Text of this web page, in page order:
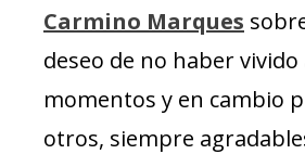
Carmino Marques
deseo de no haber
momentos y en cambio
otros, siempre